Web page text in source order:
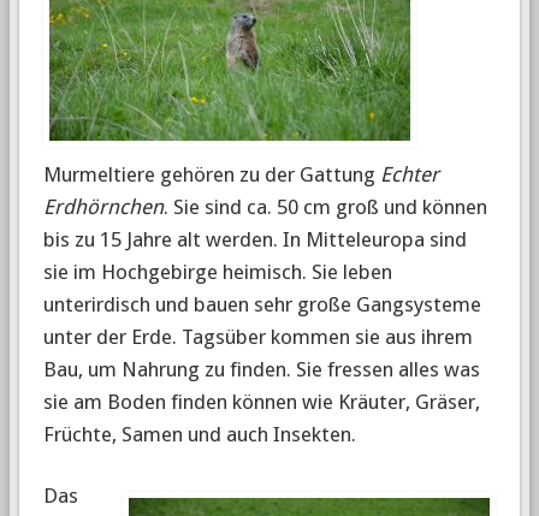
Murmeltiere gehören zu der Gattung Echter
Erdhörnchen. Sie sind ca. 50 cm groß und können
bis zu 15 Jahre alt werden. In Mitteleuropa sind
sie im Hochgebirge heimisch. Sie leben
unterirdisch und bauen sehr große Gangsysteme
unter der Erde. Tagsüber kommen sie aus ihrem
Bau, um Nahrung zu finden. Sie fressen alles was
sie am Boden finden können wie Kräuter, Gräser,
Früchte, Samen und auch Insekten.
Das